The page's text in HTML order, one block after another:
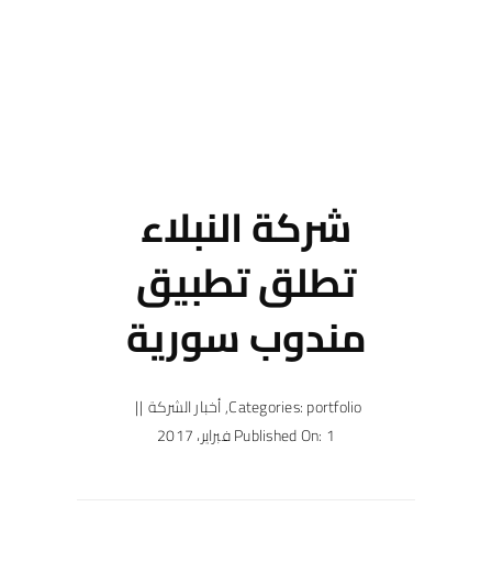
شركة النبلاء
تطلق تطبيق
مندوب سورية
Categories:portfolio
,أخبار الشركة ||
Published On: 1 فبراير، 2017